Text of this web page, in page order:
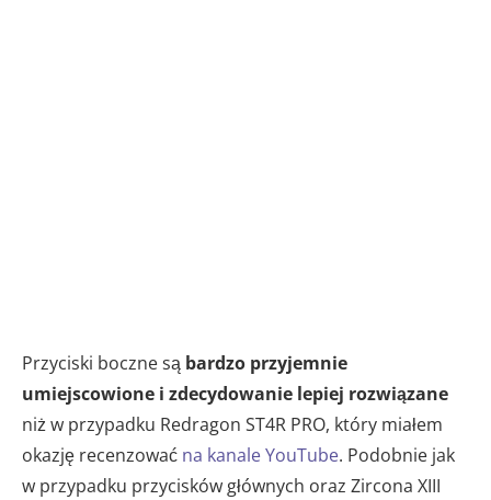
Przyciski boczne są bardzo przyjemnie
umiejscowione i zdecydowanie lepiej rozwiązane
niż w przypadku Redragon ST4R PRO, który miałem
okazję recenzować na kanale YouTube. Podobnie jak
w przypadku przycisków głównych oraz Zircona XIII